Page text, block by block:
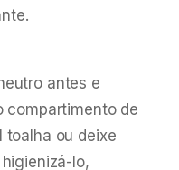
antes e
compartimento de
toalha ou deixe
lo,